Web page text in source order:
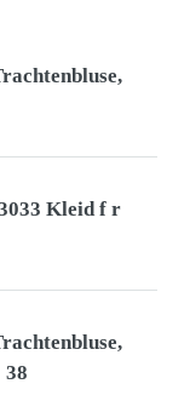
Kleid f r
38